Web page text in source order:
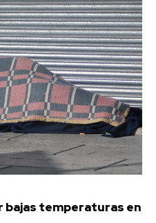
bajas temperaturas en